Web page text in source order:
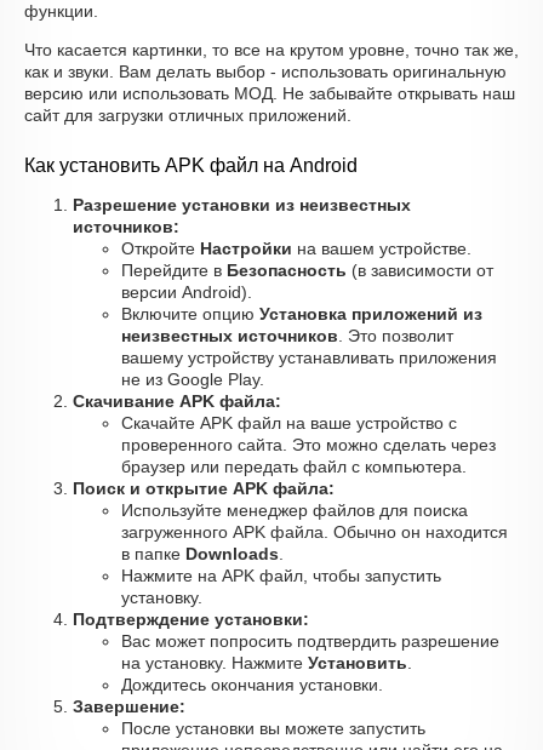
функции.
Что касается картинки, то все на крутом уровне, точно так же,
как и звуки. Вам делать выбор - использовать оригинальную
версию или использовать МОД. Не забывайте открывать наш
сайт для загрузки отличных приложений.
Как установить APK файл на Android
Разрешение установки из неизвестных
источников:
Откройте Настройки на вашем устройстве.
Перейдите в Безопасность (в зависимости от
версии Android).
Включите опцию Установка приложений из
неизвестных источников . Это позволит
вашему устройству устанавливать приложения
не из Google Play.
Скачивание APK файла:
Скачайте APK файл на ваше устройство с
проверенного сайта. Это можно сделать через
браузер или передать файл с компьютера.
Поиск и открытие APK файла:
Используйте менеджер файлов для поиска
загруженного APK файла. Обычно он находится
в папке Downloads
Нажмите на APK файл, чтобы запустить
установку.
Подтверждение установки:
Вас может попросить подтвердить разрешение
на установку. Нажмите Установить
Дождитесь окончания установки.
Завершение:
После установки вы можете запустить